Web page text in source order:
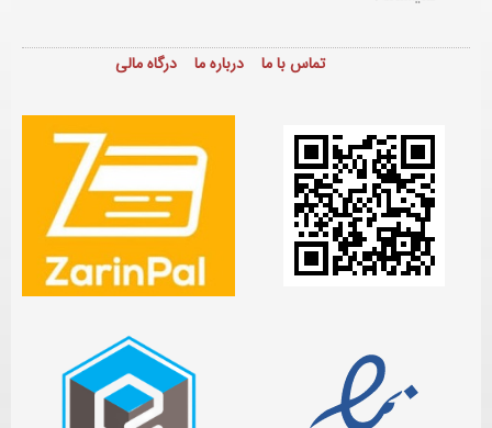
تماس با ما درباره ما درگاه مالی